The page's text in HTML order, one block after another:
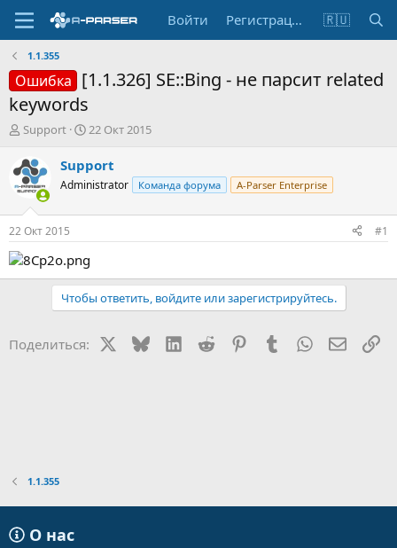
Войти Регистрация 🇷🇺
1.1.355
Ошибка [1.1.326] SE::Bing - не парсит related
keywords
А
т
о
р
т
е
м
ы
Support
Д
т
а
н
а
л
а
22 Окт 2015
Support
Administrator Команда форума A-Parser Enterprise
22 Окт 2015 #1
Чтобы ответить, войдите или зарегистрируйтесь.
Поделиться: BlueskyLinkedIn
Reddit PinterestTumblr WhatsApp
1.1.355
О нас